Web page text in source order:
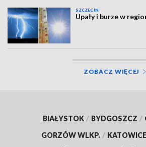
SZCZECIN
Upały i burze w
ZOBACZ WIĘCEJ
BIAŁYSTOK / BYDGOSZCZ /
GORZÓW WLKP. / KATOWICE